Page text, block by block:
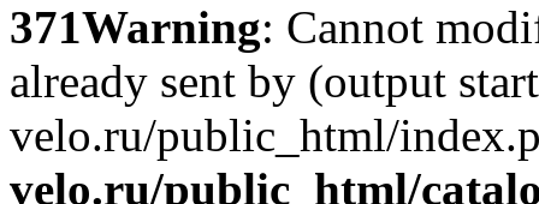
371Warning: Cannot
already sent by (output
velo.ru/public_html/
velo.ru/public_html/